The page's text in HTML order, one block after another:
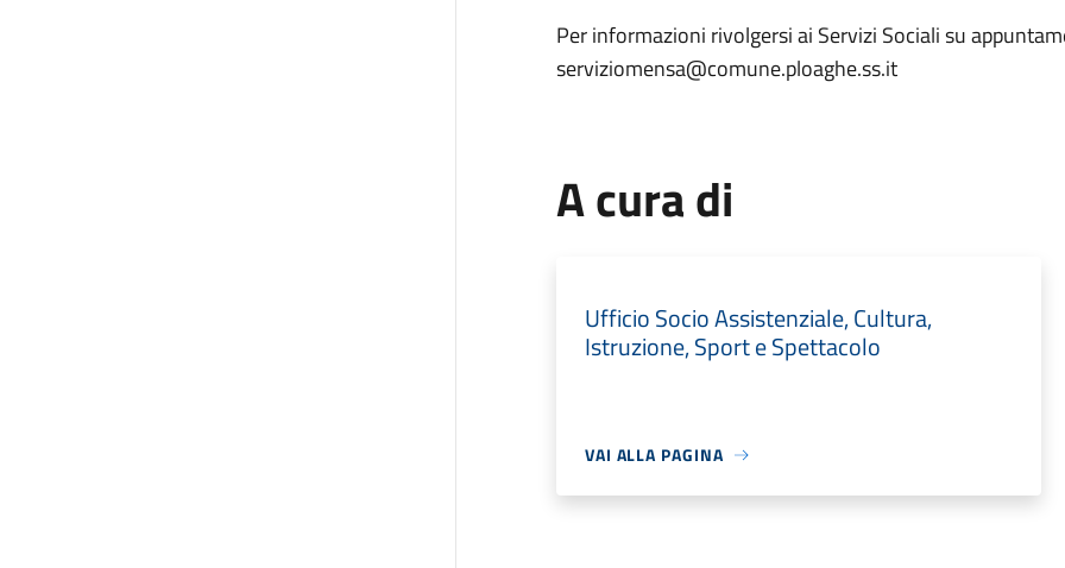
Per informazioni rivolgersi ai Servizi Sociali su
serviziomensa@comune.ploaghe.ss.it
A cura di
Ufficio Socio Assistenziale, Cultura,
Istruzione, Sport e Spettacolo
VAI ALLA PAGINA